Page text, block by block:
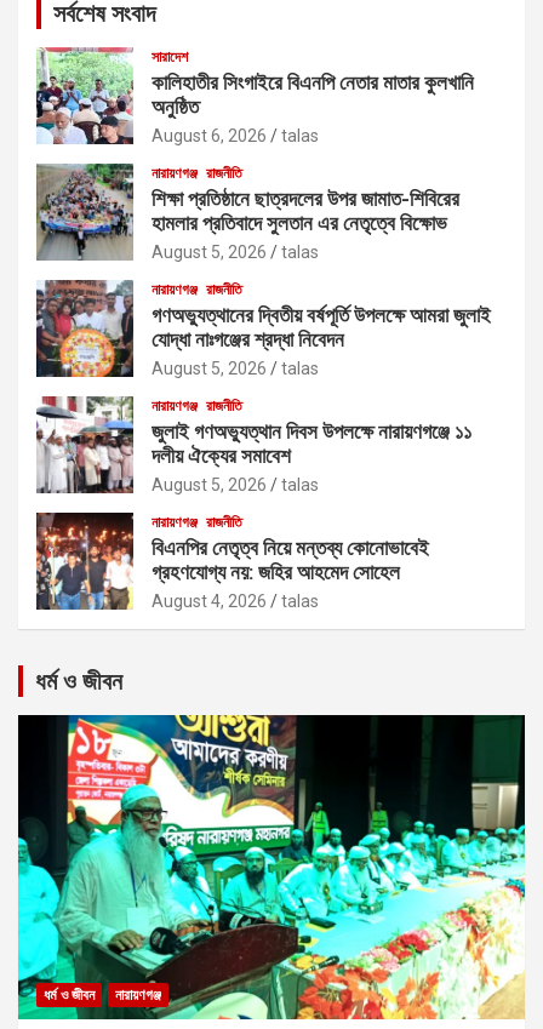
সর্বশেষ সংবাদ
সারাদেশ
কালিহাতীর সিংগাইরে বিএনপি নেতার মাতার কুলখানি
অনুষ্ঠিত
August 6, 2026 talas
নারায়ণগঞ্জ রাজনীতি
শিক্ষা প্রতিষ্ঠানে ছাত্রদলের উপর জামাত-শিবিরের
হামলার প্রতিবাদে সুলতান এর নেতৃত্বে বিক্ষোভ
August 5, 2026 talas
নারায়ণগঞ্জ রাজনীতি
গণঅভ্যুত্থানের দ্বিতীয় বর্ষপূর্তি উপলক্ষে আমরা জুলাই
যোদ্ধা নাঃগঞ্জের শ্রদ্ধা নিবেদন
August 5, 2026 talas
নারায়ণগঞ্জ রাজনীতি
জুলাই গণঅভ্যুত্থান দিবস উপলক্ষে নারায়ণগঞ্জে ১১
দলীয় ঐক্যের সমাবেশ
August 5, 2026 talas
নারায়ণগঞ্জ রাজনীতি
বিএনপির নেতৃত্ব নিয়ে মন্তব্য কোনোভাবেই
গ্রহণযোগ্য নয়: জহির আহমেদ সোহেল
August 4, 2026 talas
ধর্ম ও জীবন
ধর্ম ও জীবন নারায়ণগঞ্জ